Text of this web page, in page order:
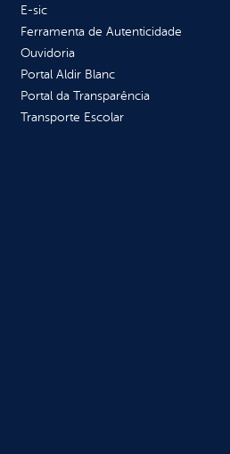
E-sic
Ferramenta de Autenticidade
Ouvidoria
Portal Aldir Blanc
Portal da Transparência
Transporte Escolar